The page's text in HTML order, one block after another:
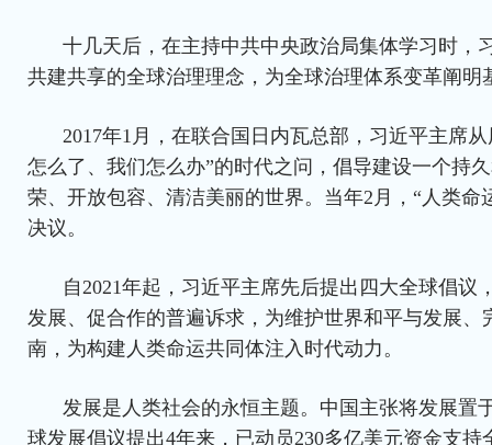
十几天后，在主持中共中央政治局集体学习时，
共建共享的全球治理理念，为全球治理体系变革阐明
2017年1月，在联合国日内瓦总部，习近平主席
怎么了、我们怎么办”的时代之问，倡导建设一个持
荣、开放包容、清洁美丽的世界。当年2月，“人类命
决议。
自2021年起，习近平主席先后提出四大全球倡议
发展、促合作的普遍诉求，为维护世界和平与发展、
南，为构建人类命运共同体注入时代动力。
发展是人类社会的永恒主题。中国主张将发展置
球发展倡议提出4年来，已动员230多亿美元资金支